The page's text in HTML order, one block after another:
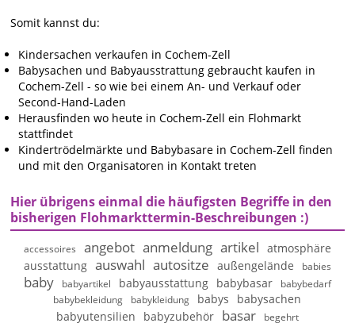
Somit kannst du:
Kindersachen verkaufen in Cochem-Zell
Babysachen und Babyausstrattung gebraucht kaufen in
Cochem-Zell - so wie bei einem An- und Verkauf oder
Second-Hand-Laden
Herausfinden wo heute in Cochem-Zell ein Flohmarkt
stattfindet
Kindertrödelmärkte und Babybasare in Cochem-Zell finden
und mit den Organisatoren in Kontakt treten
Hier übrigens einmal die häufigsten Begriffe in den
bisherigen Flohmarkttermin-Beschreibungen :)
accessoires angebot anmeldung artikel atmosphäre
ausstattung auswahl autositze außengelände babies
baby babyartikel babyausstattung babybasar
babybedarf
babybekleidung
babykleidung babys
babysachen
babyutensilien
babyzubehör basar begehrt